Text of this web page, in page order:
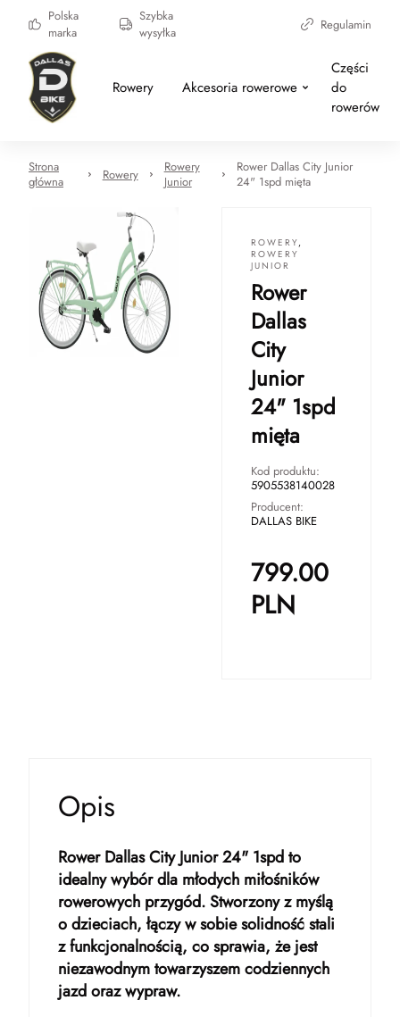
Polska
marka
Szybka
wysyłka
Regulamin
Rowery Akcesoria rowerowe
Części
do
rowerów
Strona
główna
Rowery
Rowery
Junior
Rower Dallas City Junior
24" 1spd mięta
ROWERY,
ROWERY
JUNIOR
Rower
Dallas
City
Junior
24" 1spd
mięta
Kod produktu:
5905538140028
Producent:
DALLAS BIKE
799.00
PLN
Opis
Rower Dallas City Junior 24" 1spd to
idealny wybór dla młodych miłośników
rowerowych przygód. Stworzony z myślą
o dzieciach, łączy w sobie solidność stali
z funkcjonalnością, co sprawia, że jest
niezawodnym towarzyszem codziennych
jazd oraz wypraw.